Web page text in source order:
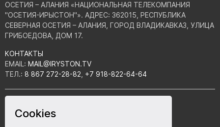
ОСЕТИЯ – АЛАНИЯ «НАЦИОНАЛЬНАЯ ТЕЛЕКОМПАНИЯ
"ОСЕТИЯ-ИРЫСТОН"». АДРЕС: 362015, РЕСПУБЛИКА
СЕВЕРНАЯ ОСЕТИЯ – АЛАНИЯ, ГОРОД ВЛАДИКАВКАЗ, УЛИЦА
ГРИБОЕДОВА, ДОМ 17.
КОНТАКТЫ
EMAIL: MAIL@IRYSTON.TV
ТЕЛ.: 8 867 272-28-82 +7 918-822-64-64
Cookies